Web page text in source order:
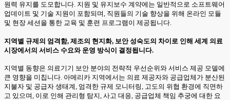
원력 유지를 도모합니다. 지원 및 유지보수 계약에는 일반적으로 소프트웨어
업데이트 및 기술 지원이 포함되며, 직원들의 기술 향상을 위해 온라인 모듈
및 현장 세션을 통한 교육 및 훈련 프로그램이 제공됩니다.
지역별 규제의 엄격함, 제조의 현지화, 보안 성숙도의 차이로 인해 세계 의료
시장에서의 서비스 수요와 운영 방식이 결정됩니다.
지역별 동향은 의료기기 보안 분야의 전략적 우선순위와 서비스 제공 모델에
큰 영향을 미칩니다. 아메리카 지역에서는 의료 제공자와 공급업체가 분산된
지불자 및 공급자 생태계, 엄격한 규제 모니터링, 고도의 위협 환경에 직면하
고 있으며, 이로 인해 관리형 탐지, 사고 대응, 공급업체 책임 추궁에 대한 요